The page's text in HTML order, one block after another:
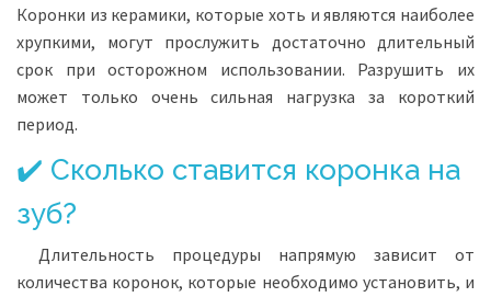
Коронки из керамики, которые хоть и являются наиболее
хрупкими, могут прослужить достаточно длительный
срок при осторожном использовании. Разрушить их
может только очень сильная нагрузка за короткий
период.
✔️ Сколько ставится коронка на
зуб?
Длительность процедуры напрямую зависит от
количества коронок, которые необходимо установить, и